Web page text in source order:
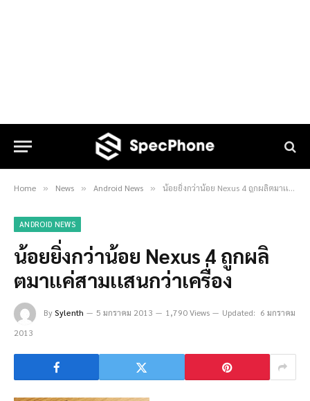
Home » News » Android News » น้อยยิ่งกว่าน้อย Nexus 4 ถูกผลิตมาเเค่สามเเสนกว่าเครื่อง
ANDROID NEWS
น้อยยิ่งกว่าน้อย Nexus 4 ถูกผลิ
ตมาเเค่สามเเสนกว่าเครื่อง
BySylenth 5 มกราคม 2013 1,790 Views Updated: 6 มกราคม
2013